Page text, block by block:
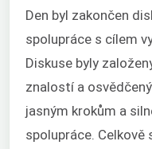
Den byl zakončen
spolupráce s cílem
Diskuse byly
znalostí a
jasným krokům a
spolupráce. Celkově